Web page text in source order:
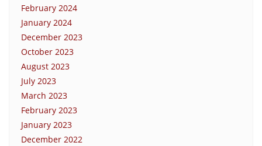
February 2024
January 2024
December 2023
October 2023
August 2023
July 2023
March 2023
February 2023
January 2023
December 2022